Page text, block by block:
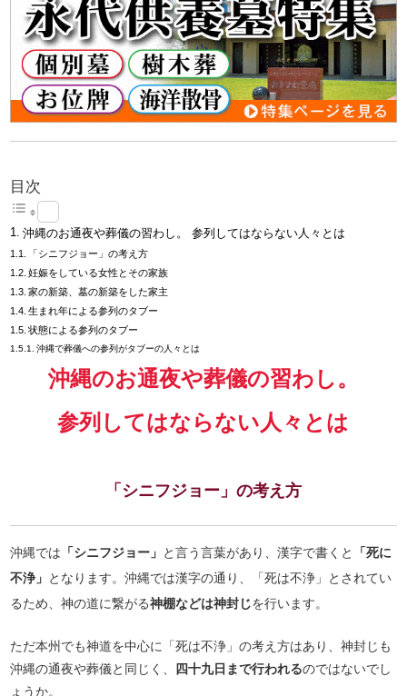
目次
沖縄のお通夜や葬儀の習わし。 参列してはならない人々とは
「シニフジョー」の考え方
妊娠をしている女性とその家族
家の新築、墓の新築をした家主
生まれ年による参列のタブー
状態による参列のタブー
沖縄で葬儀への参列がタブーの人々とは
沖縄のお通夜や葬儀の習わし。
参列してはならない人々とは
「シニフジョー」の考え方
沖縄では 「シニフジョー」 と言う言葉があり、漢字で書くと
「死に
不浄」 となります。沖縄では漢字の通り、「死は不浄」とされてい
るため、神の道に繋がる神棚などは神封じを行います。
ただ本州でも神道を中心に「死は不浄」の考え方はあり、神封じも
沖縄の通夜や葬儀と同じく、
四十九日まで行われるのではないでし
ょうか。